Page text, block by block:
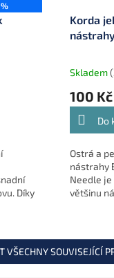
Díky
Korda
Skladem
100 Kč
Do
Ostrá a
nástrahy
Needle
většinu
VŠECHNY SOUVISEJÍCÍ